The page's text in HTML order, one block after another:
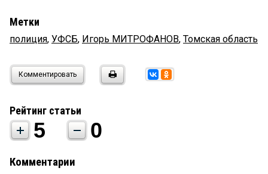
Метки
полиция, УФСБ, Игорь МИТРОФАНОВ, Томская область
Комментировать
Рейтинг статьи
5 0
Комментарии